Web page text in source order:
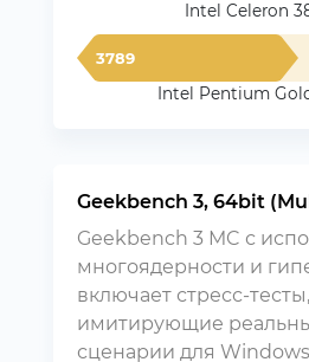
Intel Celeron
3789
Intel Pentium
Geekbench 3, 64bit
Geekbench 3 MC с
многоядерности и
включает стресс-тесты,
имитирующие
сценарии для